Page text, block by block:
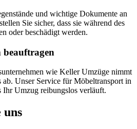
und wichtige Dokumente an
Sie sicher, dass sie während des
oder beschädigt werden.
beauftragen
wie Keller Umzüge nimmt
Unser Service für Möbeltransport in
Ihr Umzug reibungslos verläuft.
uns